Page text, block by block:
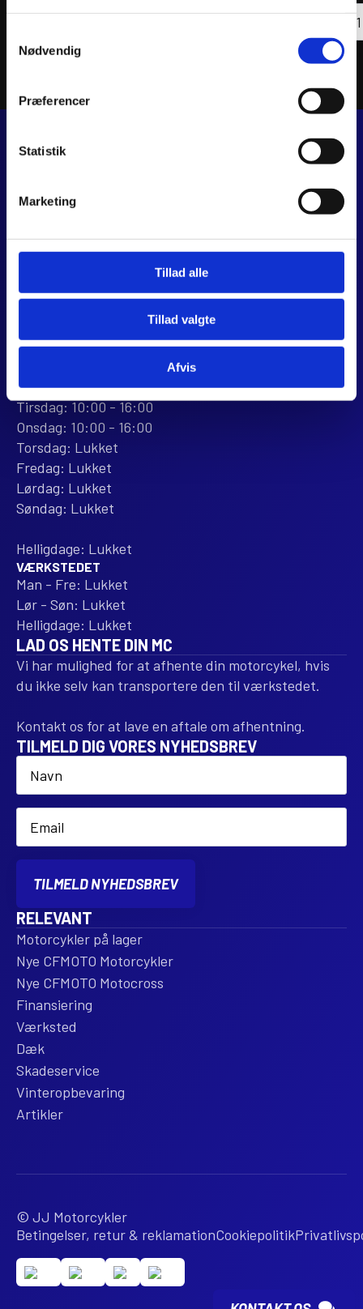
Nødvendig
Præferencer
Statistik
Marketing
Tillad alle
Tillad valgte
Afvis
KIT
8960 Randers SØ
+45 28 81 26 43
webshop@jjmotorcykler.dk
salg@jjmotorcykler.dk
Anmeld os på Trustpilot
ÅBNINGSTIDER
Mandag: 10:00 - 16:00
Tirsdag: 10:00 - 16:00
Onsdag: 10:00 - 16:00
Torsdag: Lukket
Fredag: Lukket
Lørdag: Lukket
Søndag: Lukket
Helligdage: Lukket
VÆRKSTEDET
Man - Fre: Lukket
Lør - Søn: Lukket
Helligdage: Lukket
LAD OS HENTE DIN MC
Vi har mulighed for at afhente din motorcykel, hvis
du ikke selv kan transportere den til værkstedet.
Kontakt os for at lave en aftale om afhentning.
TILMELD DIG VORES NYHEDSBREV
Name
Email
TILMELD NYHEDSBREV
RELEVANT
Motorcykler på lager
Nye CFMOTO Motorcykler
Nye CFMOTO Motocross
Finansiering
Værksted
Dæk
Skadeservice
Vinteropbevaring
Artikler
© JJ Motorcykler
Betingelser, retur & reklamationCookiepolitik